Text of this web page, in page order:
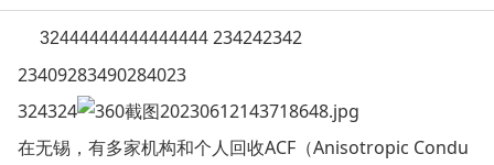
32444444444444444 234242342
23409283490284023
324324
在无锡，有多家机构和个人回收ACF（Anisotropic Condu